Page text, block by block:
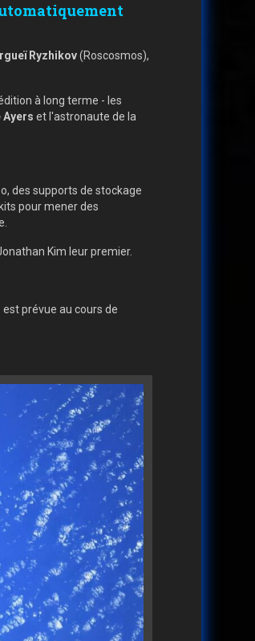
Ryzhikov(Roscosmos),
à long terme - les
Ayers et l'astronaute de la
des supports de stockage
pour mener des
Kim leur premier.
prévue au cours de